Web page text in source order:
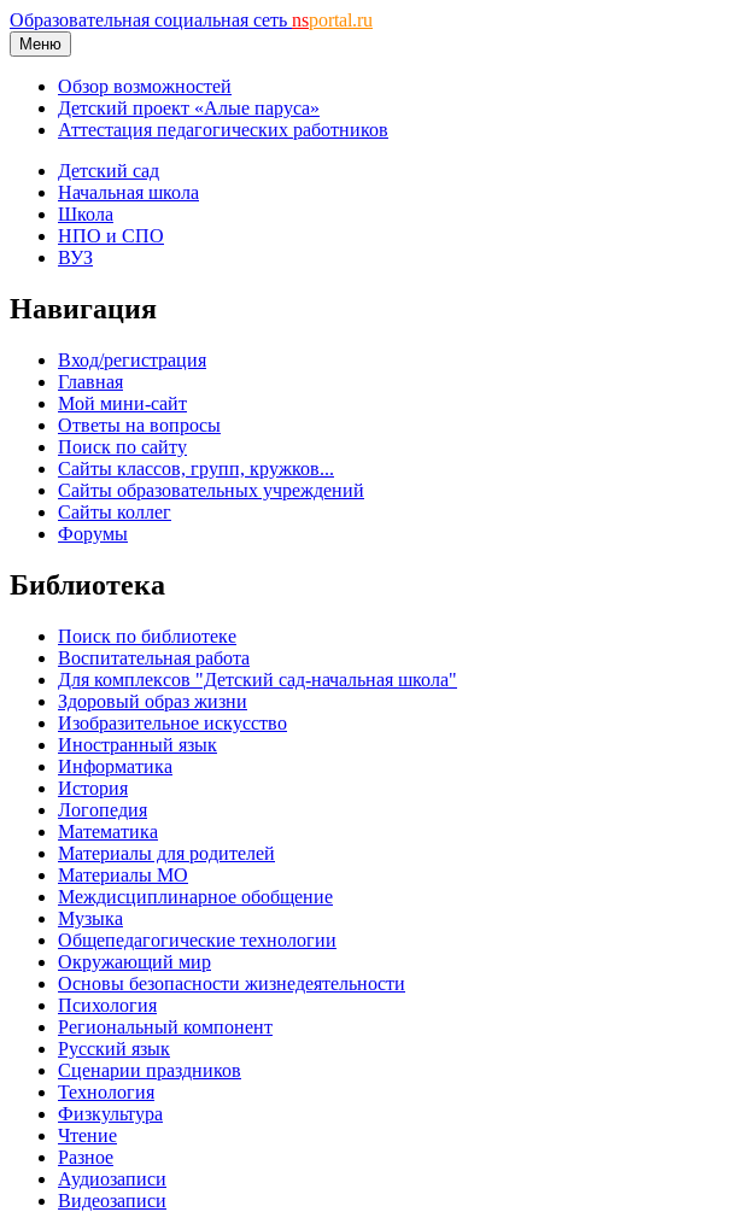
Образовательная социальная сеть nsportal.ru
Меню
Обзор возможностей
Детский проект «Алые паруса»
Аттестация педагогических работников
Детский сад
Начальная школа
Школа
НПО и СПО
ВУЗ
Навигация
Вход/регистрация
Главная
Мой мини-сайт
Ответы на вопросы
Поиск по сайту
Сайты классов, групп, кружков...
Сайты образовательных учреждений
Сайты коллег
Форумы
Библиотека
Поиск по библиотеке
Воспитательная работа
Для комплексов "Детский сад-начальная школа"
Здоровый образ жизни
Изобразительное искусство
Иностранный язык
Информатика
История
Логопедия
Математика
Материалы для родителей
Материалы МО
Междисциплинарное обобщение
Музыка
Общепедагогические технологии
Окружающий мир
Основы безопасности жизнедеятельности
Психология
Региональный компонент
Русский язык
Сценарии праздников
Технология
Физкультура
Чтение
Разное
Аудиозаписи
Видеозаписи